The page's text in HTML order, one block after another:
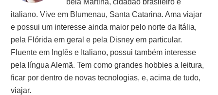
italiano. Vive em Blumenau, Santa Catarina. Ama viajar
e possui um interesse ainda maior pelo norte da Itália,
pela Flórida em geral e pela Disney em particular.
Fluente em Inglês e Italiano, possui também interesse
pela língua Alemã. Tem como grandes hobbies a leitura,
ficar por dentro de novas tecnologias, e, acima de tudo,
viajar.